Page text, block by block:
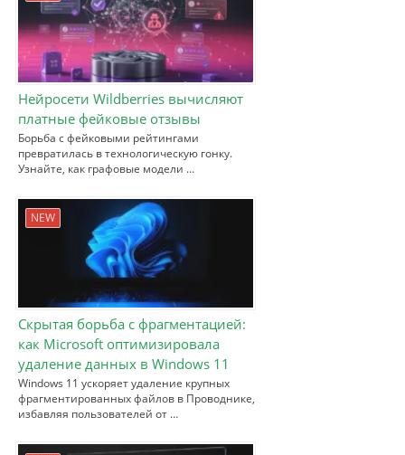
Нейросети Wildberries вычисляют
платные фейковые отзывы
Борьба с фейковыми рейтингами
превратилась в технологическую гонку.
Узнайте, как графовые модели …
NEW
Скрытая борьба с фрагментацией:
как Microsoft оптимизировала
удаление данных в Windows 11
Windows 11 ускоряет удаление крупных
фрагментированных файлов в Проводнике,
избавляя пользователей от …